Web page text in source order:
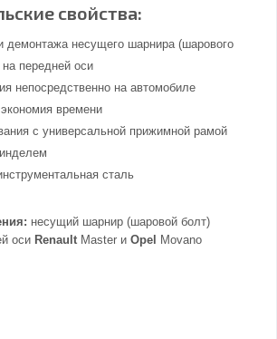
свойства:
демонтажа несущего шарнира (шарового
передней оси
непосредственно на автомобиле
времени
с универсальной прижимной рамой
сталь
несущий шарнир (шаровой болт)
оси Renault Master и Opel Movano